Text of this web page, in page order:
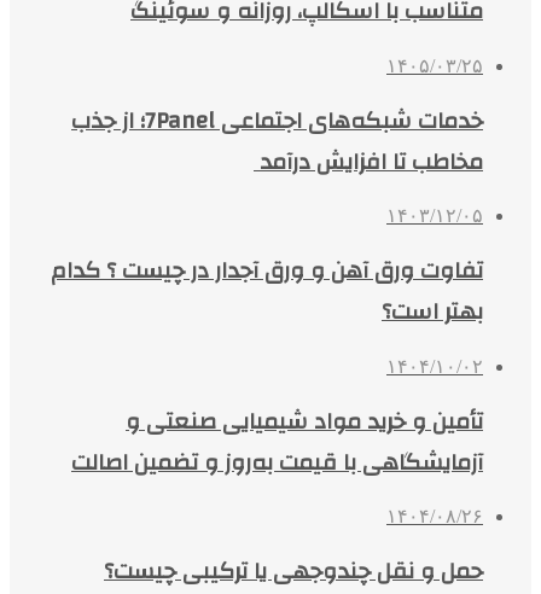
متناسب با اسکالپ، روزانه و سوئینگ
۱۴۰۵/۰۳/۲۵
خدمات شبکه‌های اجتماعی 7Panel؛ از جذب
مخاطب تا افزایش درآمد
۱۴۰۳/۱۲/۰۵
تفاوت ورق آهن و ورق آجدار در چیست ؟ کدام
بهتر است؟
۱۴۰۴/۱۰/۰۲
تأمین و خرید مواد شیمیایی صنعتی و
آزمایشگاهی با قیمت به‌روز و تضمین اصالت
۱۴۰۴/۰۸/۲۶
حمل و نقل چندوجهی یا ترکیبی چیست؟